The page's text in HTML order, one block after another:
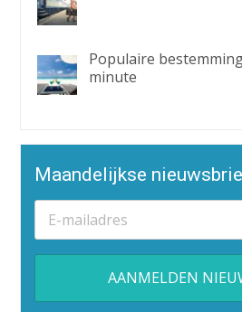
Populaire
minute
Maandelijkse